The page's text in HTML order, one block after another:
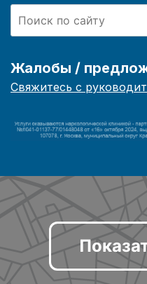
Жалобы /
Свяжитесь с